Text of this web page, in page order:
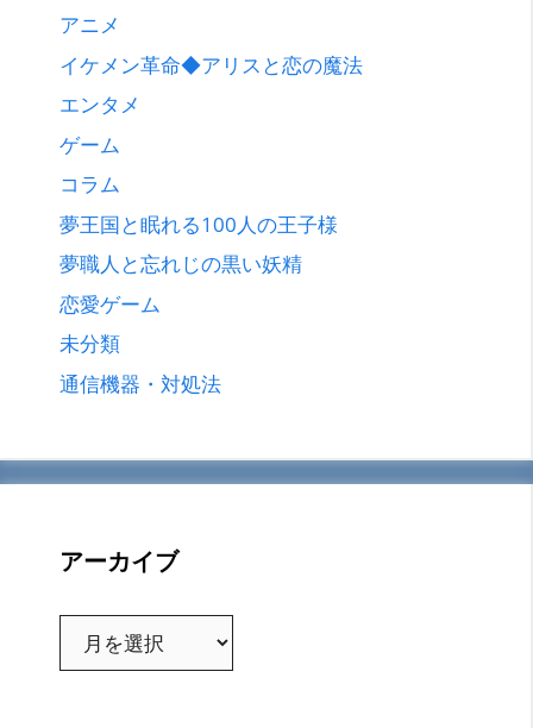
アニメ
イケメン革命◆アリスと恋の魔法
エンタメ
ゲーム
コラム
夢王国と眠れる100人の王子様
夢職人と忘れじの黒い妖精
恋愛ゲーム
未分類
通信機器・対処法
アーカイブ